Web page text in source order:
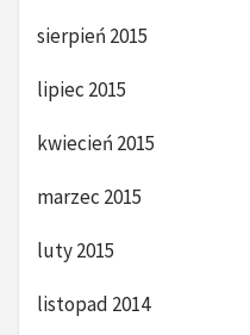
sierpień 2015
lipiec 2015
kwiecień 2015
marzec 2015
luty 2015
listopad 2014